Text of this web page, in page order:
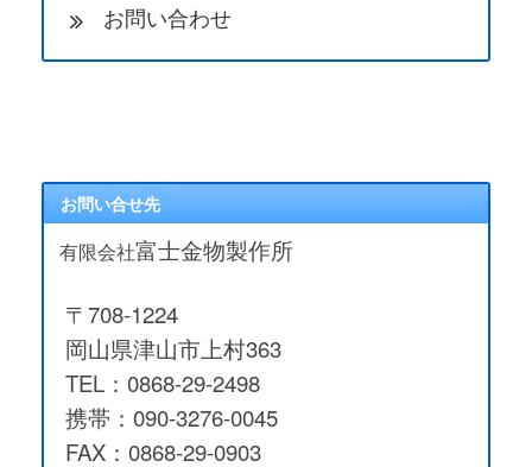
お問い合わせ
お問い合せ先
有限会社富士金物製作所
〒708-1224
岡山県津山市上村363
TEL：0868-29-2498
携帯：090-3276-0045
FAX：0868-29-0903